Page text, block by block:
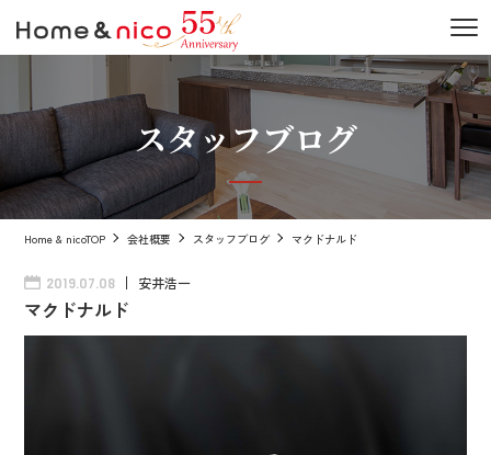
スタッフブログ
Home & nicoTOP 会社概要 スタッフブログ マクドナルド
2019.07.08 安井浩一
マクドナルド